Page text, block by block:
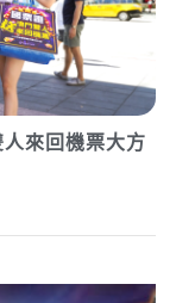
來回機票大方